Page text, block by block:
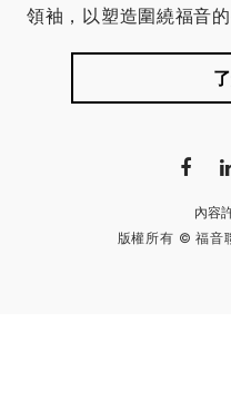
領袖，以塑造圍繞福音的
內容
版權所有 © 福音